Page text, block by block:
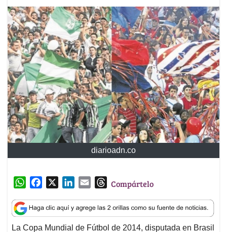
diarioadn.co
W
a
t
c
e
n
k
a
i
T
r
e
Compártelo
La Copa Mundial de Fútbol de 2014, disputada en Brasil